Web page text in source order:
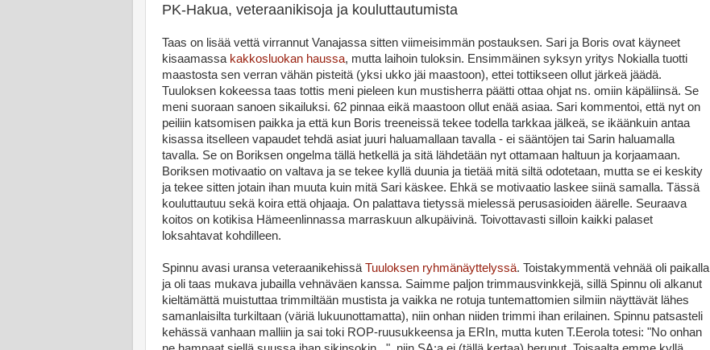
PK-Hakua, veteraanikisoja ja kouluttautumista
Taas on lisää vettä virrannut Vanajassa sitten viimeisimmän postauksen. Sari ja Boris ovat käyneet
kisaamassa kakkosluokan haussa, mutta laihoin tuloksin. Ensimmäinen syksyn yritys Nokialla tuotti
maastosta sen verran vähän pisteitä (yksi ukko jäi maastoon), ettei tottikseen ollut järkeä jäädä.
Tuuloksen kokeessa taas tottis meni pieleen kun mustisherra päätti ottaa ohjat ns. omiin käpäliinsä. Se
meni suoraan sanoen sikailuksi. 62 pinnaa eikä maastoon ollut enää asiaa. Sari kommentoi, että nyt on
peiliin katsomisen paikka ja että kun Boris treeneissä tekee todella tarkkaa jälkeä, se ikäänkuin antaa
kisassa itselleen vapaudet tehdä asiat juuri haluamallaan tavalla - ei sääntöjen tai Sarin haluamalla
tavalla. Se on Boriksen ongelma tällä hetkellä ja sitä lähdetään nyt ottamaan haltuun ja korjaamaan.
Boriksen motivaatio on valtava ja se tekee kyllä duunia ja tietää mitä siltä odotetaan, mutta se ei keskity
ja tekee sitten jotain ihan muuta kuin mitä Sari käskee. Ehkä se motivaatio laskee siinä samalla. Tässä
kouluttautuu sekä koira että ohjaaja. On palattava tietyssä mielessä perusasioiden äärelle. Seuraava
koitos on kotikisa Hämeenlinnassa marraskuun alkupäivinä. Toivottavasti silloin kaikki palaset
loksahtavat kohdilleen.
Spinnu avasi uransa veteraanikehissä Tuuloksen ryhmänäyttelyssä. Toistakymmentä vehnää oli paikalla
ja oli taas mukava jubailla vehnäväen kanssa. Saimme paljon trimmausvinkkejä, sillä Spinnu oli alkanut
kieltämättä muistuttaa trimmiltään mustista ja vaikka ne rotuja tuntemattomien silmiin näyttävät lähes
samanlaisilta turkiltaan (väriä lukuunottamatta), niin onhan niiden trimmi ihan erilainen. Spinnu patsasteli
kehässä vanhaan malliin ja sai toki ROP-ruusukkeensa ja ERIn, mutta kuten T.Eerola totesi: "No onhan